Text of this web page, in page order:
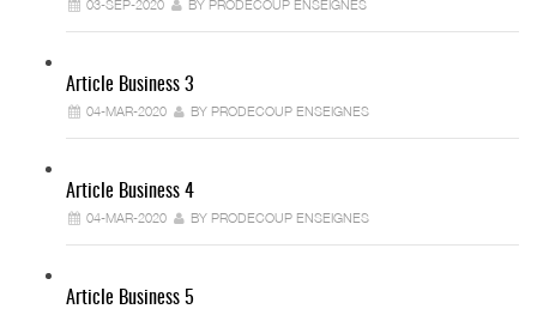
03-SEP-2020 BY PRODECOUP ENSEIGNES
Article Business 3
04-MAR-2020 BY PRODECOUP ENSEIGNES
Article Business 4
04-MAR-2020 BY PRODECOUP ENSEIGNES
Article Business 5